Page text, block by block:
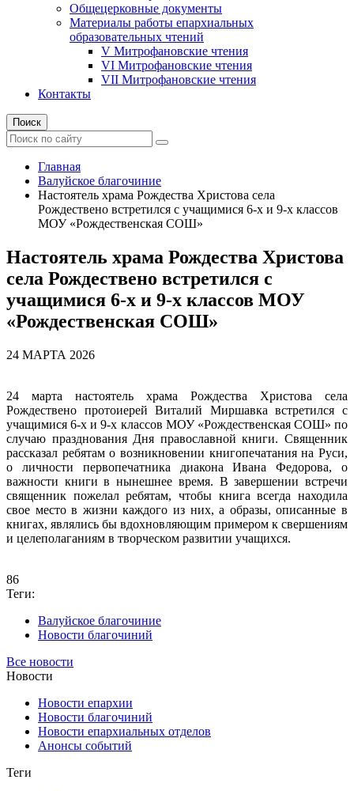
Общецерковные документы
Материалы работы епархиальных
образовательных чтений
V Митрофановские чтения
VI Митрофановские чтения
VII Митрофановские чтения
Контакты
Поиск
Главная
Валуйское благочиние
Настоятель храма Рождества Христова села
Рождествено встретился с учащимися 6-х и 9-х классов
МОУ «Рождественская СОШ»
Настоятель храма Рождества Христова
села Рождествено встретился с
учащимися 6-х и 9-х классов МОУ
«Рождественская СОШ»
24 МАРТА 2026
24 марта настоятель храма Рождества Христова села
Рождествено протоиерей Виталий Миршавка встретился с
учащимися 6-х и 9-х классов МОУ «Рождественская СОШ» по
случаю празднования Дня православной книги. Священник
рассказал ребятам о возникновении книгопечатания на Руси,
о личности первопечатника диакона Ивана Федорова, о
важности книги в нынешнее время. В завершении встречи
священник пожелал ребятам, чтобы книга всегда находила
свое место в жизни каждого из них, а образы, описанные в
книгах, являлись бы вдохновляющим примером к свершениям
и целеполаганиям в творческом развитии учащихся.
86
Теги:
Валуйское благочиние
Новости благочиний
Все новости
Новости
Новости епархии
Новости благочиний
Новости епархиальных отделов
Анонсы событий
Теги